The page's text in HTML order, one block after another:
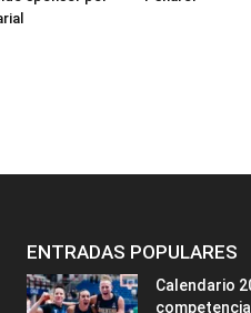
ENTRADAS POPULARES
Calendario